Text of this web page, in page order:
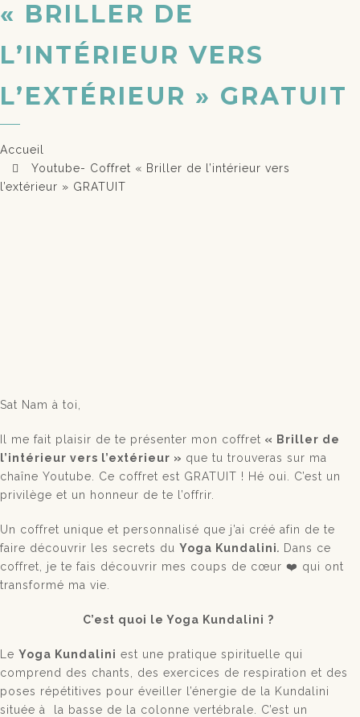
« BRILLER DE
L’INTÉRIEUR VERS
L’EXTÉRIEUR » GRATUIT
Accueil
Youtube- Coffret « Briller de l’intérieur vers
l’extérieur » GRATUIT
Sat Nam à toi,
Il me fait plaisir de te présenter mon coffret « Briller de
l’intérieur vers l’extérieur » que tu trouveras sur ma
chaîne Youtube. Ce coffret est GRATUIT ! Hé oui. C’est un
privilège et un honneur de te l’offrir.
Un coffret unique et personnalisé que j’ai créé afin de te
faire découvrir les secrets du Yoga Kundalini. Dans ce
coffret, je te fais découvrir mes coups de cœur ❤️ qui ont
transformé ma vie.
C’est quoi le Yoga Kundalini ?
Le Yoga Kundalini est une pratique spirituelle qui
comprend des chants, des exercices de respiration et des
poses répétitives pour éveiller l’énergie de la Kundalini
située à la basse de la colonne vertébrale. C’est un